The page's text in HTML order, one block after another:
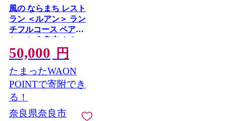
風の ならまち レスト
ラン ＜ルアン＞ ラン
チフルコース ペアチ
ケット 奈良市 なら 50-
012
50,000 円
たまったWAON
POINTで寄附でき
る！
奈良県奈良市